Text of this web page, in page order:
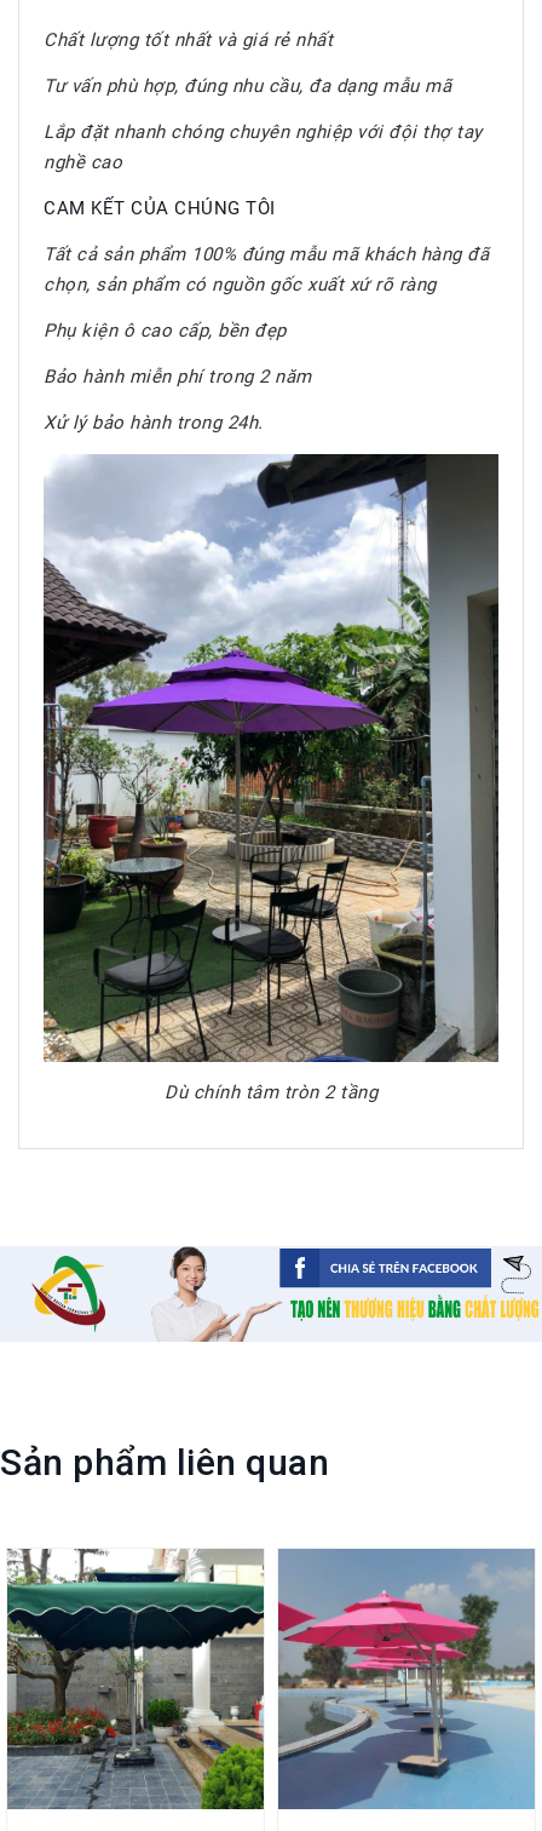
Chất lượng tốt nhất và giá rẻ nhất
Tư vấn phù hợp, đúng nhu cầu, đa dạng mẫu mã
Lắp đặt nhanh chóng chuyên nghiệp với đội thợ tay
nghề cao
CAM KẾT CỦA CHÚNG TÔI
Tất cả sản phẩm 100% đúng mẫu mã khách hàng đã
chọn, sản phẩm có nguồn gốc xuất xứ rõ ràng
Phụ kiện ô cao cấp, bền đẹp
Bảo hành miễn phí trong 2 năm
Xử lý bảo hành trong 24h.
Dù chính tâm tròn 2 tầng
Sản phẩm liên quan